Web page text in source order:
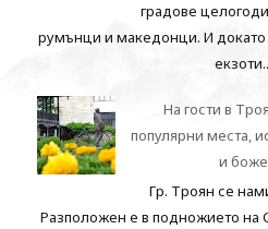
градове
румънци и македонци. И докато
На гости в
популярни места,
и
Гр. Троян се
Разположен е в подножието на